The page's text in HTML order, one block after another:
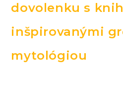
dovolenku s
inšpirovanými
mytológiou